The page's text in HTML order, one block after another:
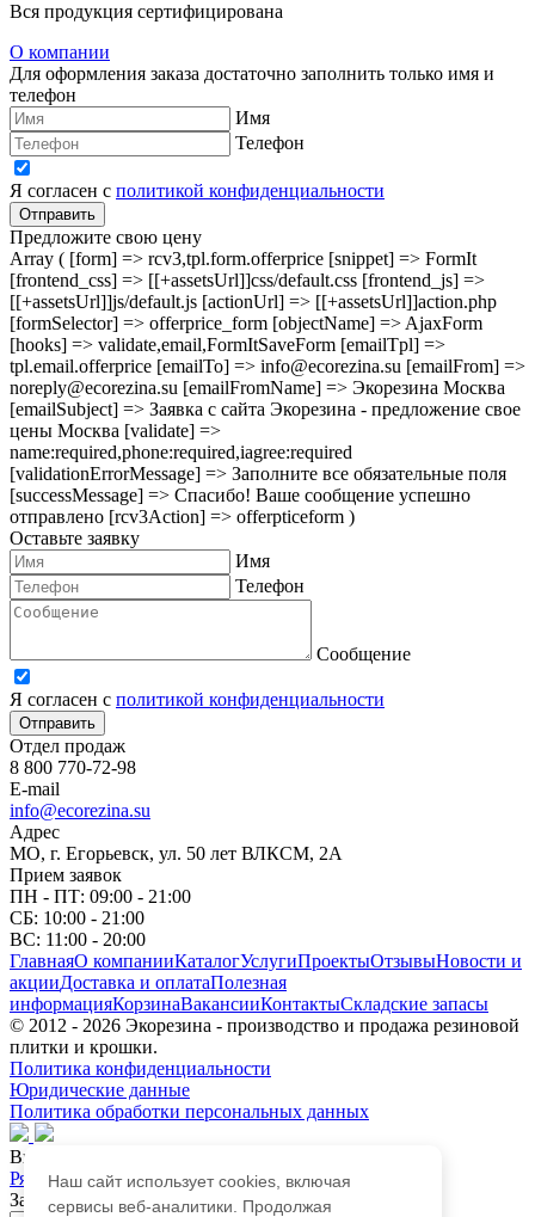
Вся продукция сертифицирована
О компании
Для оформления заказа достаточно заполнить только имя и
телефон
Имя
Телефон
Я согласен с политикой конфиденциальности
Отправить
Предложите свою цену
Array ( [form] => rcv3,tpl.form.offerprice [snippet] => FormIt
[frontend_css] => [[+assetsUrl]]css/default.css [frontend_js] =>
[[+assetsUrl]]js/default.js [actionUrl] => [[+assetsUrl]]action.php
[formSelector] => offerprice_form [objectName] => AjaxForm
[hooks] => validate,email,FormItSaveForm [emailTpl] =>
tpl.email.offerprice [emailTo] => info@ecorezina.su [emailFrom] =>
noreply@ecorezina.su [emailFromName] => Экорезина Москва
[emailSubject] => Заявка с сайта Экорезина - предложение свое
цены Москва [validate] =>
name:required,phone:required,iagree:required
[validationErrorMessage] => Заполните все обязательные поля
[successMessage] => Спасибо! Ваше сообщение успешно
отправлено [rcv3Action] => offerpticeform )
Оставьте заявку
Имя
Телефон
Сообщение
Я согласен с политикой конфиденциальности
Отправить
Отдел продаж
8 800 770-72-98
E-mail
info@ecorezina.su
Адрес
МО, г. Егорьевск, ул. 50 лет ВЛКСМ, 2А
Прием заявок
ПН - ПТ: 09:00 - 21:00
СБ: 10:00 - 21:00
ВС: 11:00 - 20:00
ГлавнаяО компанииКаталогУслугиПроектыОтзывыНовости и
акцииДоставка и оплатаПолезная
информацияКорзинаВакансииКонтактыСкладские запасы
© 2012 - 2026 Экорезина - производство и продажа резиновой
плитки и крошки.
Политика конфиденциальности
Юридические данные
Политика обработки персональных данных
Выберите город
РязаньЕгорьевск
Закажите обратный звонок
Наш сайт использует cookies, включая
сервисы веб-аналитики. Продолжая